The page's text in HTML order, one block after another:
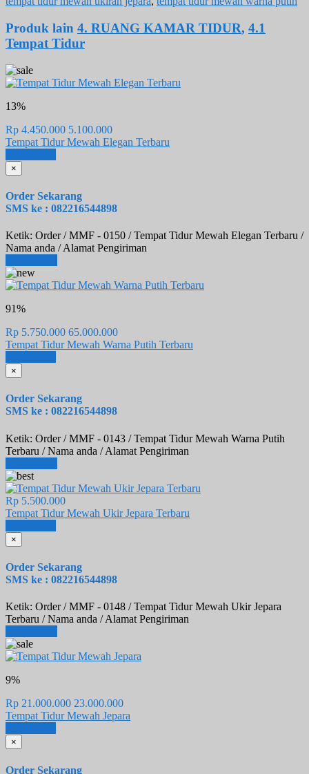
Produk lain 4. RUANG KAMAR TIDUR, 4.1
Tempat Tidur
13%
Rp 4.450.000 5.100.000
Tempat Tidur Mewah Elegan Terbaru
×
Order Sekarang
SMS ke : 082216544898
Ketik: Order / MMF - 0150 / Tempat Tidur Mewah Elegan Terbaru /
Nama anda / Alamat Pengiriman
91%
Rp 5.750.000 65.000.000
Tempat Tidur Mewah Warna Putih Terbaru
×
Order Sekarang
SMS ke : 082216544898
Ketik: Order / MMF - 0143 / Tempat Tidur Mewah Warna Putih
Terbaru / Nama anda / Alamat Pengiriman
Rp 5.500.000
Tempat Tidur Mewah Ukir Jepara Terbaru
×
Order Sekarang
SMS ke : 082216544898
Ketik: Order / MMF - 0148 / Tempat Tidur Mewah Ukir Jepara
Terbaru / Nama anda / Alamat Pengiriman
9%
Rp 21.000.000 23.000.000
Tempat Tidur Mewah Jepara
×
Order Sekarang